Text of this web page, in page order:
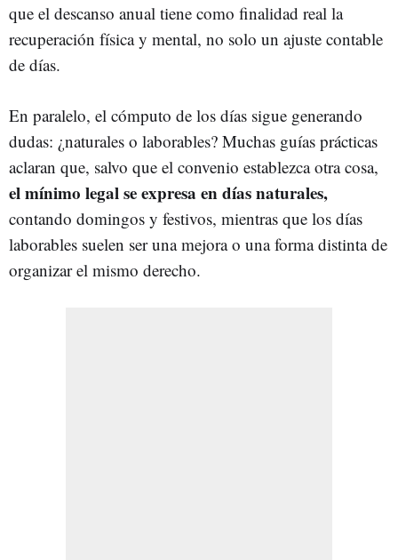
que el descanso anual tiene como finalidad real la
recuperación física y mental, no solo un ajuste contable
de días.
En paralelo, el cómputo de los días sigue generando
dudas: ¿naturales o laborables? Muchas guías prácticas
aclaran que, salvo que el convenio establezca otra cosa,
el mínimo legal se expresa en días naturales,
contando domingos y festivos, mientras que los días
laborables suelen ser una mejora o una forma distinta de
organizar el mismo derecho.